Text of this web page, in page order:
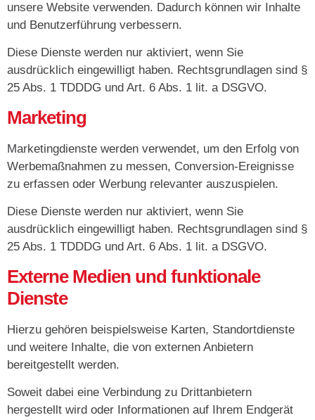
unsere Website verwenden. Dadurch können wir Inhalte
und Benutzerführung verbessern.
Diese Dienste werden nur aktiviert, wenn Sie
ausdrücklich eingewilligt haben. Rechtsgrundlagen sind §
25 Abs. 1 TDDDG und Art. 6 Abs. 1 lit. a DSGVO.
Marketing
Marketingdienste werden verwendet, um den Erfolg von
Werbemaßnahmen zu messen, Conversion-Ereignisse
zu erfassen oder Werbung relevanter auszuspielen.
Diese Dienste werden nur aktiviert, wenn Sie
ausdrücklich eingewilligt haben. Rechtsgrundlagen sind §
25 Abs. 1 TDDDG und Art. 6 Abs. 1 lit. a DSGVO.
Externe Medien und funktionale
Dienste
Hierzu gehören beispielsweise Karten, Standortdienste
und weitere Inhalte, die von externen Anbietern
bereitgestellt werden.
Soweit dabei eine Verbindung zu Drittanbietern
hergestellt wird oder Informationen auf Ihrem Endgerät